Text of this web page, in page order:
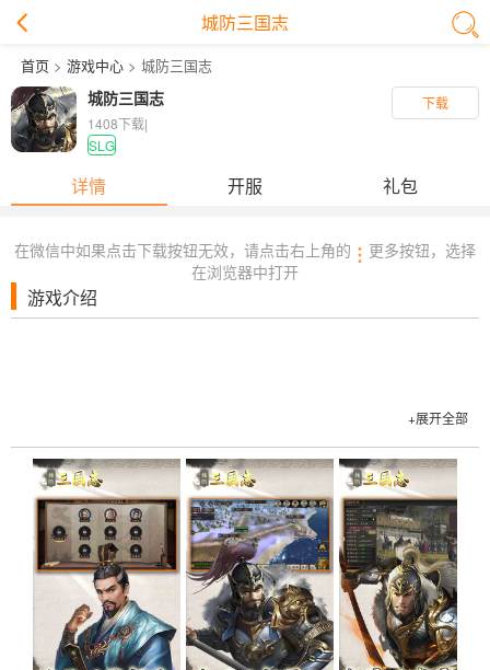
城防三国志
首页> 游戏中心> 城防三国志
下载
城防三国志
1408下载|
SLG
详情 开服 礼包
在微信中如果点击下载按钮无效，请点击右上角的
更多按钮，选择
在浏览器中打开
游戏介绍
+展开全部